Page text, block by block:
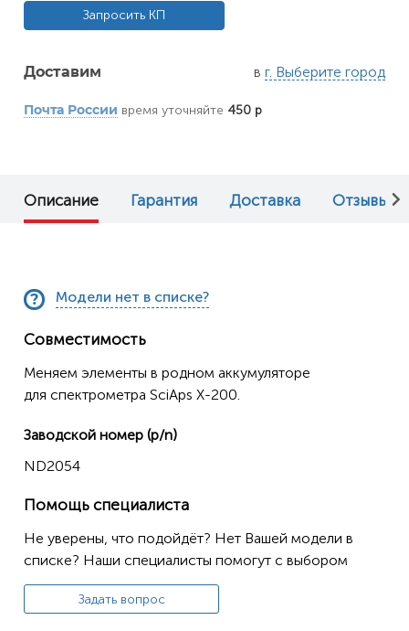
Запросить КП
Доставим в г. Выберите город
Почта России время уточняйте 450 р
Описание Гарантия Доставка Отзывы (0)
Модели нет в списке?
Совместимость
Меняем элементы в родном аккумуляторе
для спектрометра SciAps X-200.
Заводской номер (p/n)
ND2054
Помощь специалиста
Не уверены, что подойдёт? Нет Вашей модели в
списке? Наши специалисты помогут с выбором
Задать вопрос